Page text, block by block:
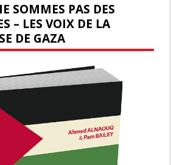
SOMMES PAS DES
– LES VOIX DE LA
DE GAZA